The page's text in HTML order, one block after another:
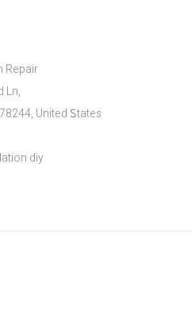
Repair
Ln,
United Ꮪtates
diy